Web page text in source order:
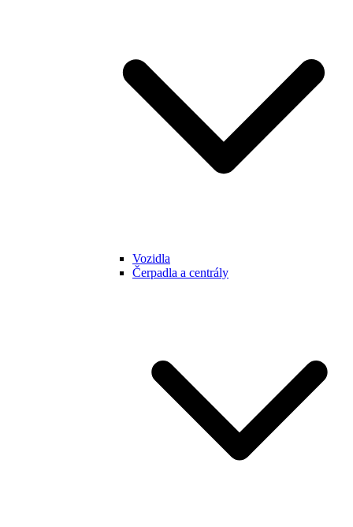
Vozidla
Čerpadla a centrály